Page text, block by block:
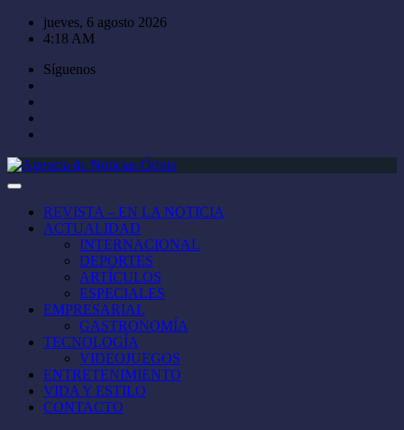
Saltar
jueves, 6 agosto 2026
4:18 AM
Síguenos
REVISTA – EN LA NOTICIA
ACTUALIDAD
INTERNACIONAL
DEPORTES
ARTÍCULOS
ESPECIALES
EMPRESARIAL
GASTRONOMÍA
TECNOLOGÍA
VIDEOJUEGOS
ENTRETENIMIENTO
VIDA Y ESTILO
CONTACTO